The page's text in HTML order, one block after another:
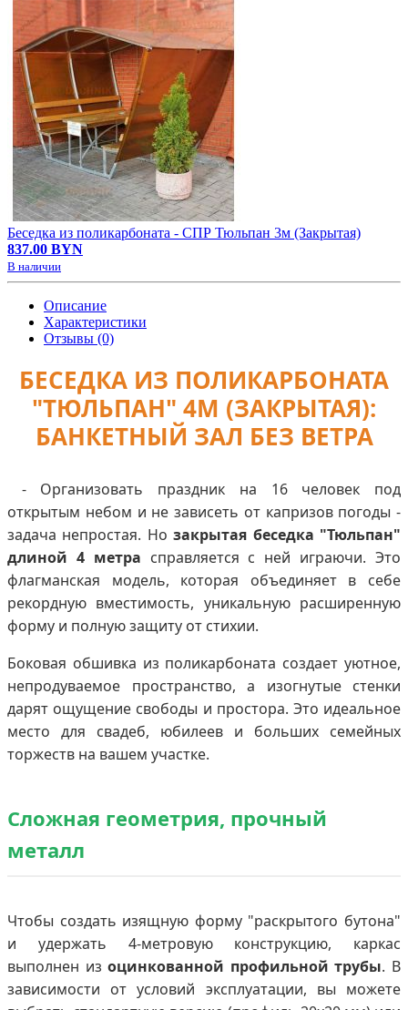
Беседка из поликарбоната - СПР Тюльпан 3м (Закрытая)
837.00 BYN
В наличии
Описание
Характеристики
Отзывы (0)
БЕСЕДКА ИЗ ПОЛИКАРБОНАТА
"ТЮЛЬПАН" 4М (ЗАКРЫТАЯ):
БАНКЕТНЫЙ ЗАЛ БЕЗ ВЕТРА
- Организовать праздник на 16 человек под
открытым небом и не зависеть от капризов погоды -
задача непростая. Нозакрытая беседка "Тюльпан"
длиной 4 метра справляется с ней играючи. Это
флагманская модель, которая объединяет в себе
рекордную вместимость, уникальную расширенную
форму и полную защиту от стихии.
Боковая обшивка из поликарбоната создает уютное,
непродуваемое пространство, а изогнутые стенки
дарят ощущение свободы и простора. Это идеальное
место для свадеб, юбилеев и больших семейных
торжеств на вашем участке.
Сложная геометрия, прочный
металл
Чтобы создать изящную форму "раскрытого бутона"
и удержать 4-метровую конструкцию, каркас
выполнен изоцинкованной профильной трубы. В
зависимости от условий эксплуатации, вы можете